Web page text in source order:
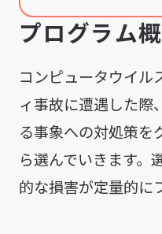
プログラム概
コンピュータウイル
ィ事故に遭遇した際
る事象への対処策を
ら選んでいきます。
的な損害が定量的に